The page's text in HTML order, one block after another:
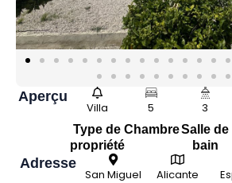
Aperçu
Villa
Type de
propriété
5
Chambre
3
Salle de
bain
Adresse
San Miguel
Alicante